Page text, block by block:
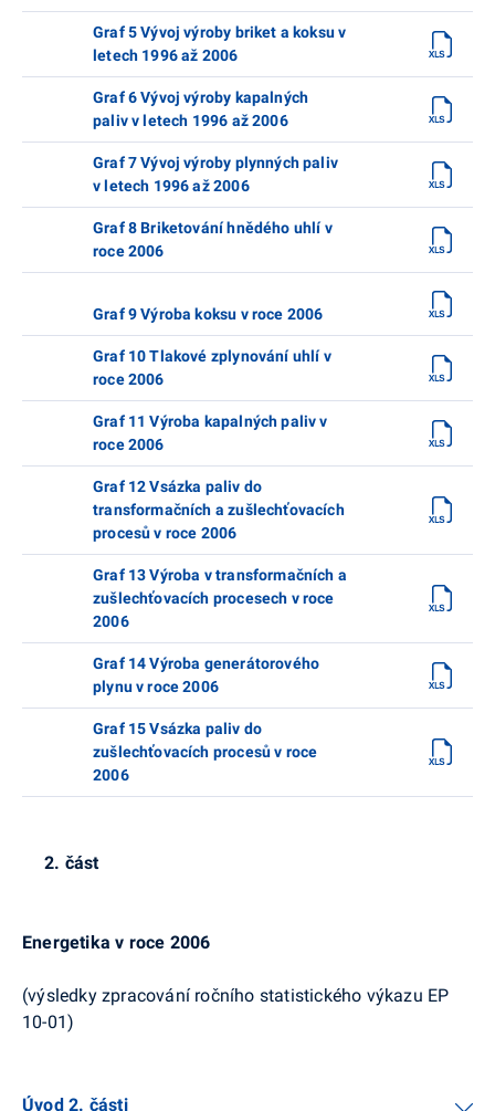
Graf 5 Vývoj výroby briket a koksu v
letech 1996 až 2006
Graf 6 Vývoj výroby kapalných
paliv v letech 1996 až 2006
Graf 7 Vývoj výroby plynných paliv
v letech 1996 až 2006
Graf 8 Briketování hnědého uhlí v
roce 2006
Graf 9 Výroba koksu v roce 2006
Graf 10 Tlakové zplynování uhlí v
roce 2006
Graf 11 Výroba kapalných paliv v
roce 2006
Graf 12 Vsázka paliv do
transformačních a zušlechťovacích
procesů v roce 2006
Graf 13 Výroba v transformačních a
zušlechťovacích procesech v roce
2006
Graf 14 Výroba generátorového
plynu v roce 2006
Graf 15 Vsázka paliv do
zušlechťovacích procesů v roce
2006
2. část
Energetika v roce 2006
(výsledky zpracování ročního statistického výkazu EP
10-01)
Úvod 2. části